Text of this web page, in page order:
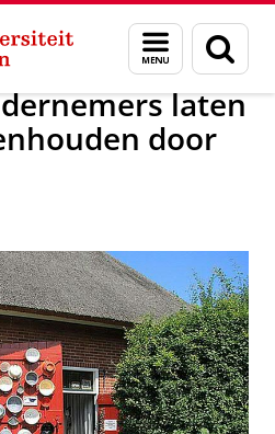
Menu
en
zoeken
Nieuwsberichten
laten
door